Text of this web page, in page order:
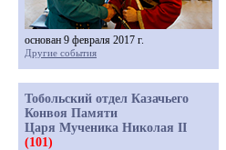
основан 9 февраля 2017 г.
Другие события
Тобольский отдел Казачьего
Конвоя Памяти
Царя Мученика Николая II
(101)